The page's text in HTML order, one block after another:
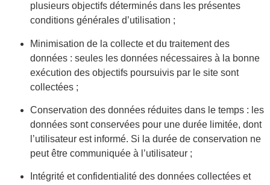
plusieurs objectifs déterminés dans les présentes
conditions générales d’utilisation ;
Minimisation de la collecte et du traitement des
données : seules les données nécessaires à la bonne
exécution des objectifs poursuivis par le site sont
collectées ;
Conservation des données réduites dans le temps : les
données sont conservées pour une durée limitée, dont
l’utilisateur est informé. Si la durée de conservation ne
peut être communiquée à l’utilisateur ;
Intégrité et confidentialité des données collectées et